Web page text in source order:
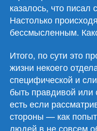
казалось, что
Настолько
бессмысленным.
Итого, по сути это
жизни некоего
специфической и
быть правдивой
есть если
стороны — как
людей в не совсем